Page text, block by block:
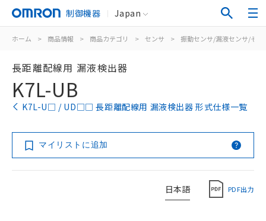
制御機器 Japan
ホーム > 商品情報 > 商品カテゴリ > センサ > 振動センサ/漏液センサ/その
長距離配線用 漏液検出器
K7L-UB
K7L-U□ / UD□□ 長距離配線用 漏液検出器 形式仕様一覧
マイリストに追加
日本語 PDF出力